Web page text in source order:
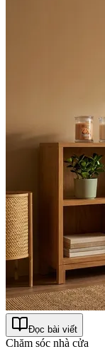
Đọc bài viết
Chăm sóc nhà cửa